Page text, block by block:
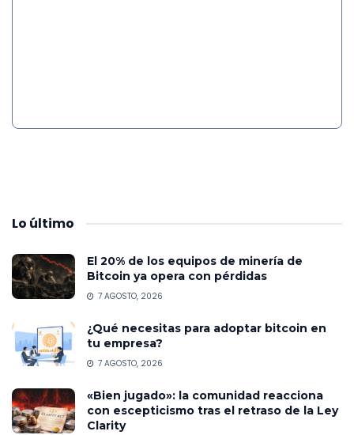
Lo último
El 20% de los equipos de minería de
Bitcoin ya opera con pérdidas
7 AGOSTO, 2026
¿Qué necesitas para adoptar bitcoin en
tu empresa?
7 AGOSTO, 2026
«Bien jugado»: la comunidad reacciona
con escepticismo tras el retraso de la Ley
Clarity